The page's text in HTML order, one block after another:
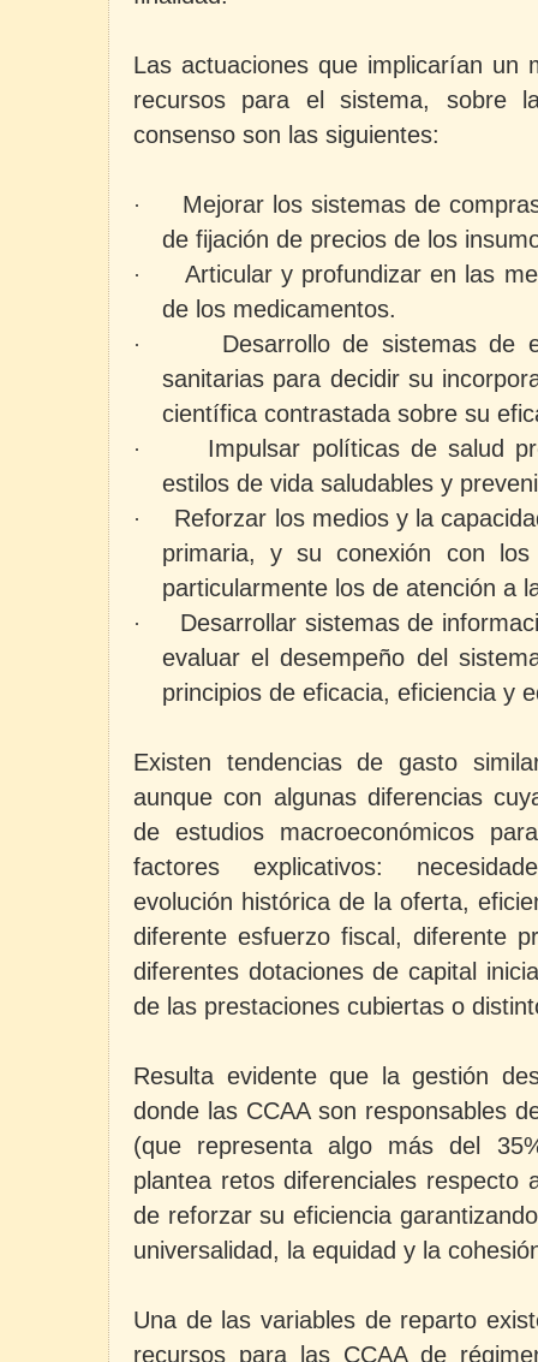
Las actuaciones que implicarían un
recursos para el sistema, sobre
consenso son las siguientes:
·
Mejorar los sistemas de
de fijación de precios de los
·
Articular y profundizar en las
de los medicamentos.
·
Desarrollo de sistemas de
sanitarias para decidir su
científica contrastada sobre su
·
Impulsar políticas de salud
estilos de vida saludables y
·
Reforzar los medios y la
primaria, y su conexión con los
particularmente los de atención a
·
Desarrollar sistemas de
evaluar el desempeño del
principios de eficacia, eficiencia y
Existen tendencias de gasto
aunque con algunas diferencias
de estudios macroeconómicos
factores explicativos:
evolución histórica de la oferta,
diferente esfuerzo fiscal, diferente
diferentes dotaciones de capital
de las prestaciones cubiertas o
Resulta evidente que la gestión
donde las CCAA son responsables
(que representa algo más del
plantea retos diferenciales respecto
de reforzar su eficiencia
universalidad, la equidad y la
Una de las variables de reparto
recursos para las CCAA de